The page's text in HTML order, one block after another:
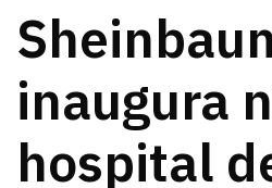
inaugura
hospital